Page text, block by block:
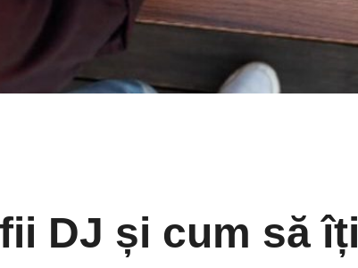
DJ și cum să îți